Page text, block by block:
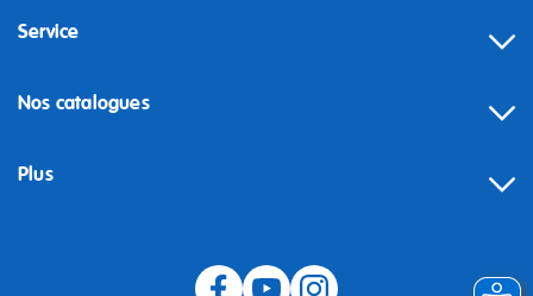
Service
Nos catalogues
Plus